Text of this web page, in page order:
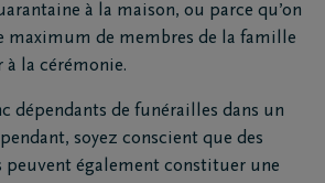
à la maison, ou parce qu’on
maximum de membres de la famille
à la cérémonie.
dépendants de funérailles dans un
soyez conscient que des
également constituer une